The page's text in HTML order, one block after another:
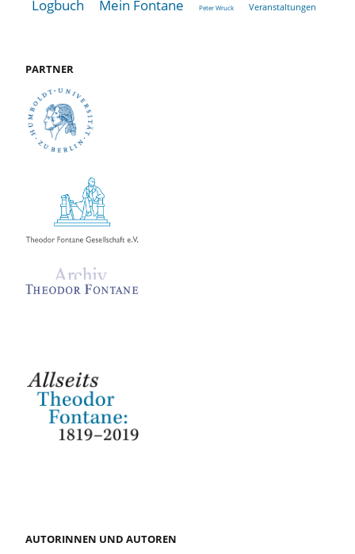
Logbuch Mein Fontane Peter Wruck Veranstaltungen
PARTNER
AUTORINNEN UND AUTOREN